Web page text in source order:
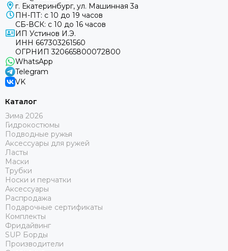
г. Екатеринбург, ул. Машинная 3а
ПН-ПТ: с 10 до 19 часов
СБ-ВСК: с 10 до 16 часов
ИП Устинов И.Э.
ИНН 667303261560
ОГРНИП 320665800072800
WhatsApp
Telegram
VK
Каталог
Зима 2026
Гидрокостюмы
Подводные ружья
Аксессуары для ружей
Ласты
Маски
Трубки
Носки и перчатки
Аксессуары
Распродажа
Подарочные сертификаты
Комплекты
Фридайвинг
SUP Борды
Производители